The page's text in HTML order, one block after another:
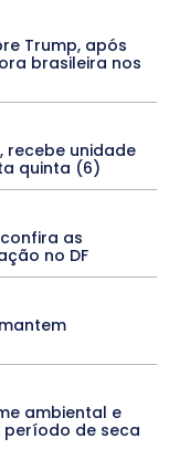
ENTORNO
ESPORTE
ESTÁGIO
FILMES
Goiás
Maranhão
Mato Grosso do Sul
MOBILIDADE
MPOX
PUBLIEDITORIAL
RESIDÊNCIA
Soltando o Verbo
Pública ZikaVirus
Mais
Trump, após
brasileira nos
recebe unidade
quinta (6)
as
no DF
ambiental e
período de seca